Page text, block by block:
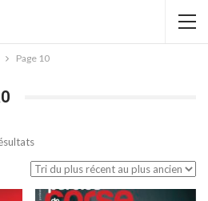
Page 10
Trié
du
plus
récent